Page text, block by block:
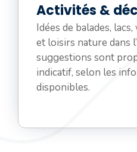
Activités &
Idées de balades,
et loisirs nature dans
suggestions sont
indicatif, selon les
disponibles.